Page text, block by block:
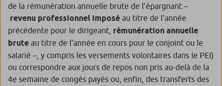
de la rémunération annuelle brute de l’épargnant –
revenu professionnel imposé au titre de l’année
précédente pour le dirigeant, rémunération annuelle
brute au titre de l’année en cours pour le conjoint ou le
salarié –, y compris les versements volontaires dans le PEI)
ou correspondre aux jours de repos non pris au-delà de la
4e semaine de congés payés ou, enfin, des transferts des